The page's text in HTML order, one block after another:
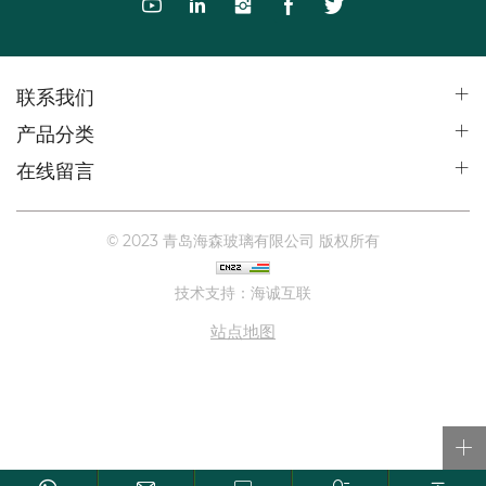
联系我们
产品分类
在线留言
© 2023 青岛海森玻璃有限公司 版权所有
技术支持：海诚互联
站点地图